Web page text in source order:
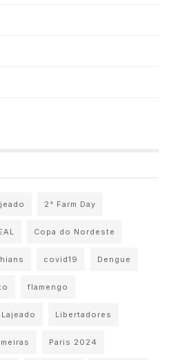
2° Farm Day
Copa do Nordeste
covid19 Dengue
flamengo
Lajeado Libertadores
Paris 2024